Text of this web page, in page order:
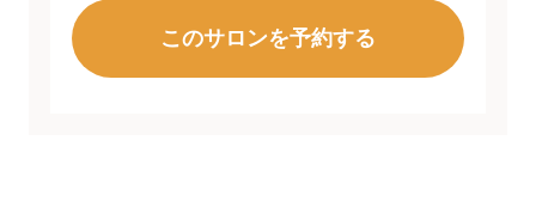
このサロンを予約する